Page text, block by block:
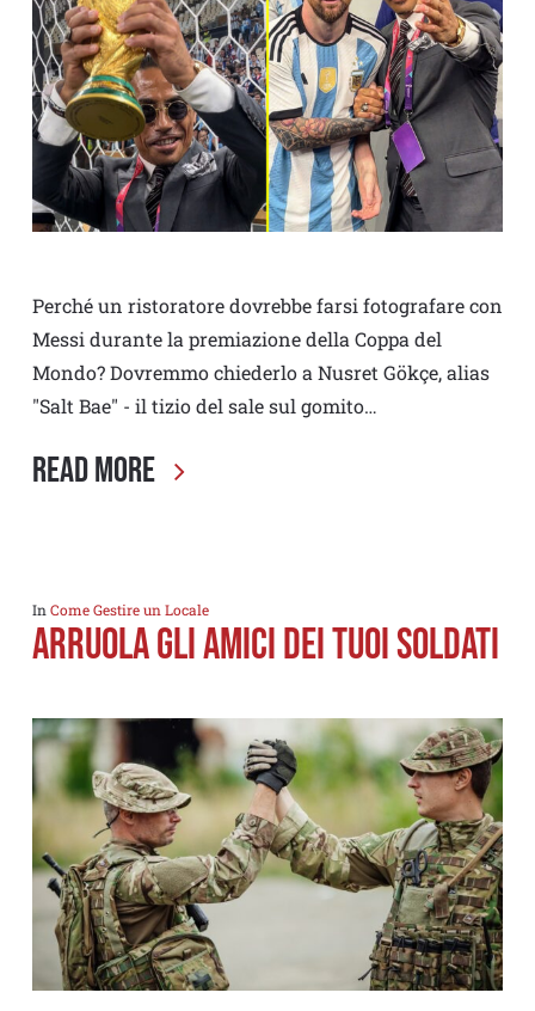
Perché un ristoratore dovrebbe farsi fotografare con
Messi durante la premiazione della Coppa del
Mondo? Dovremmo chiederlo a Nusret Gökçe, alias
"Salt Bae" - il tizio del sale sul gomito…
Read More
In Come Gestire un Locale
Arruola gli amici dei tuoi soldati